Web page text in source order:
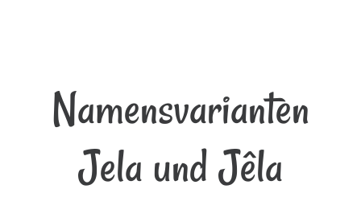
Namensvarianten
Jela und Jêla